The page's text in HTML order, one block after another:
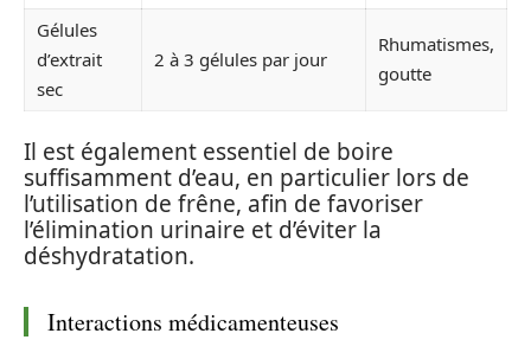
Gélules
d’extrait
sec
2 à 3 gélules par jour
Rhumatismes,
goutte
Il est également essentiel de boire
suffisamment d’eau, en particulier lors de
l’utilisation de frêne, afin de favoriser
l’élimination urinaire et d’éviter la
déshydratation.
Interactions médicamenteuses